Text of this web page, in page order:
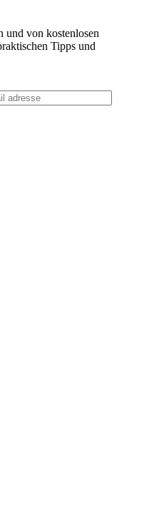
und von kostenlosen
Tipps und